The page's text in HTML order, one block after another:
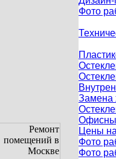
Фото
Замена
Цены
Фото
Фото